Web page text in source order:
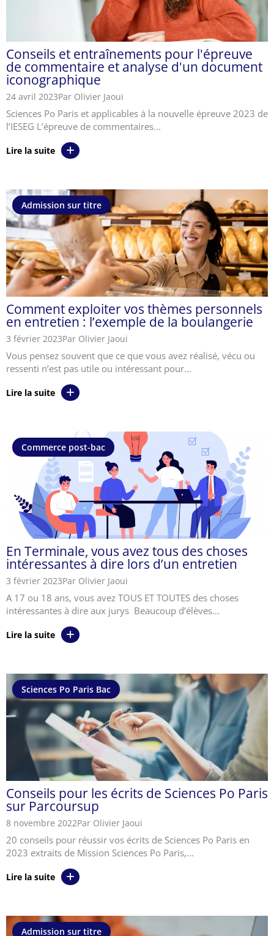
Conseils et entraînements pour l'épreuve
de commentaire et analyse d'un document
iconographique
Sciences Po Paris et applicables à la nouvelle épreuve 2023 de
l’IESEG L’épreuve de commentaires...
24 avril 2023Par Olivier Jaoui
Lire la suite
Admission sur titre
Comment exploiter vos thèmes personnels
en entretien : l’exemple de la boulangerie
Vous pensez souvent que ce que vous avez réalisé, vécu ou
ressenti n’est pas utile ou intéressant pour...
3 février 2023Par Olivier Jaoui
Lire la suite
Commerce post-bac
En Terminale, vous avez tous des choses
intéressantes à dire lors d’un entretien
A 17 ou 18 ans, vous avez TOUS ET TOUTES des choses
intéressantes à dire aux jurys Beaucoup d’élèves...
3 février 2023Par Olivier Jaoui
Lire la suite
Sciences Po Paris Bac
Conseils pour les écrits de Sciences Po Paris
sur Parcoursup
20 conseils pour réussir vos écrits de Sciences Po Paris en
2023 extraits de Mission Sciences Po Paris,...
8 novembre 2022Par Olivier Jaoui
Lire la suite
Admission sur titre